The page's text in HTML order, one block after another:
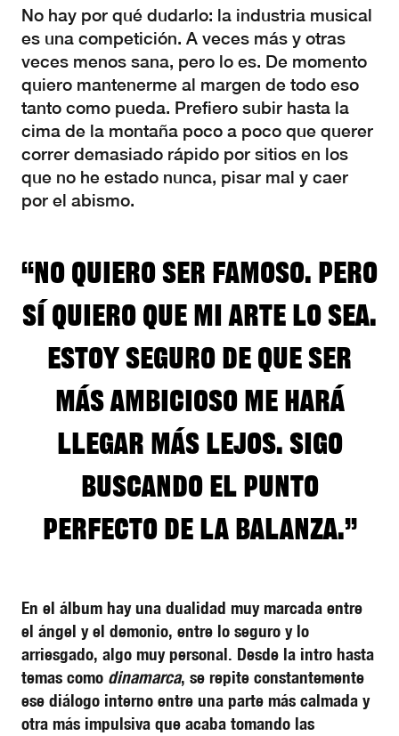
No hay por qué dudarlo: la industria musical
es una competición. A veces más y otras
veces menos sana, pero lo es. De momento
quiero mantenerme al margen de todo eso
tanto como pueda. Prefiero subir hasta la
cima de la montaña poco a poco que querer
correr demasiado rápido por sitios en los
que no he estado nunca, pisar mal y caer
por el abismo.
“No quiero ser famoso. Pero
sí quiero que mi arte lo sea.
Estoy seguro de que ser
más ambicioso me hará
llegar más lejos. Sigo
buscando el punto
perfecto de la balanza.”
En el álbum hay una dualidad muy marcada entre
el ángel y el demonio, entre lo seguro y lo
arriesgado, algo muy personal. Desde la intro hasta
temas como dinamarca, se repite constantemente
ese diálogo interno entre una parte más calmada y
otra más impulsiva que acaba tomando las